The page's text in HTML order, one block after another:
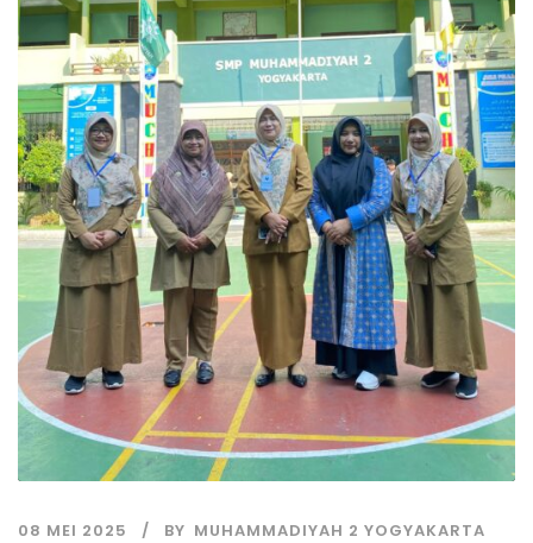
08 MEI 2025 BY MUHAMMADIYAH 2 YOGYAKARTA